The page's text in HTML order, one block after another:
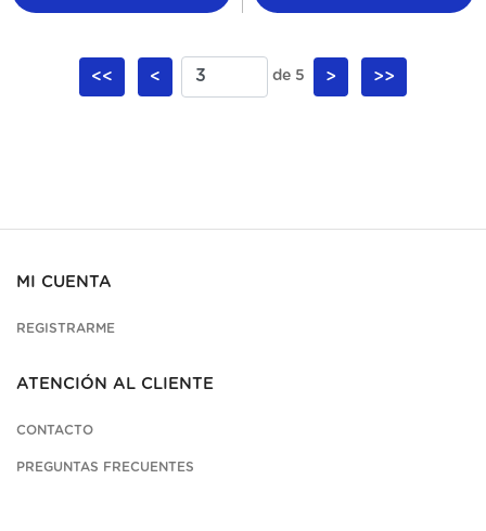
<< < de 5 > >>
MI CUENTA
REGISTRARME
ATENCIÓN AL CLIENTE
CONTACTO
PREGUNTAS FRECUENTES